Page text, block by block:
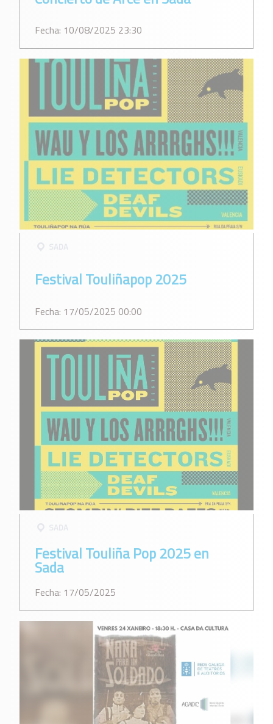
Fecha: 10/08/2025 23:30
Festival Touliñapop 2025
Fecha: 17/05/2025 00:00
Festival Touliña Pop 2025 en
Sada
Fecha: 17/05/2025